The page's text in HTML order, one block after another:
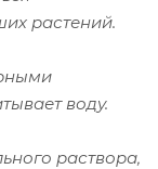
растений.
воду.
раствора,